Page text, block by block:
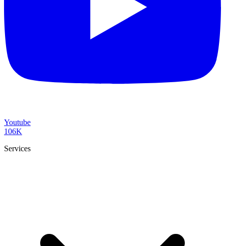
Youtube
106K
Services